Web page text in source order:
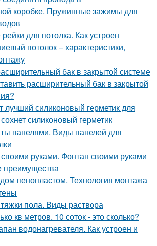
коробке. Пружинные зажимы для
для потолка. Как устроен
потолок – характеристики,
бак в закрытой системе
расширительный бак в закрытой
лучший силиконовый герметик для
силиконовый герметик
панелями. Виды панелей для
руками. Фонтан своими руками
преимущества
дом пенопластом. Технология монтажа
пола. Виды раствора
кв метров. 10 соток - это сколько?
водонагревателя. Как устроен и